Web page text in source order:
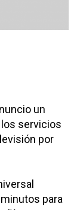
un
los servicios
por
para